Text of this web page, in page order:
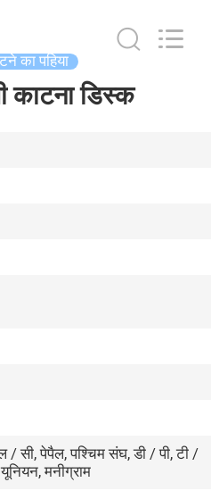
का पहिया
काटना डिस्क
/ सी, पेपैल, पश्चिम संघ, डी / पी, टी /
मनीग्राम